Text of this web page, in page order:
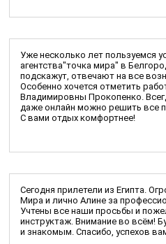
Уже несколько лет пользуемся
агентства"точка мира" в
подскажут, отвечают на все
Особенно хочется отметить
Владимировны Прокопенко.
даже онлайн можно решить все
С вами отдых комфортнее!
Сегодня прилетели из Египта.
Мира и лично Алине за
Учтены все наши просьбы и
инструктаж. Внимание во всём!
и знакомым. Спасибо, успехов